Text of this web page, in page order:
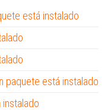
está instalado
paquete está instalado